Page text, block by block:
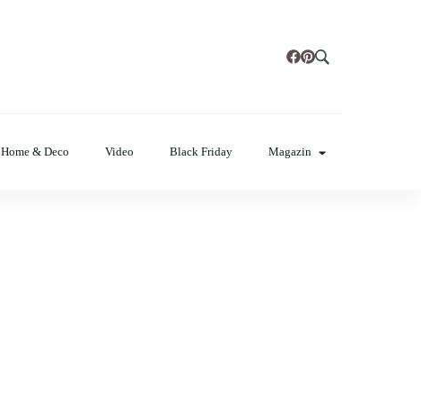
Home & Deco Video Black Friday Magazin